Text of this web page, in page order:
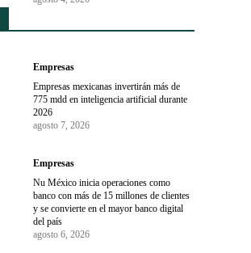
Empresas
Empresas mexicanas invertirán más de
775 mdd en inteligencia artificial durante
2026
agosto 7, 2026
Empresas
Nu México inicia operaciones como
banco con más de 15 millones de clientes
y se convierte en el mayor banco digital
del país
agosto 6, 2026